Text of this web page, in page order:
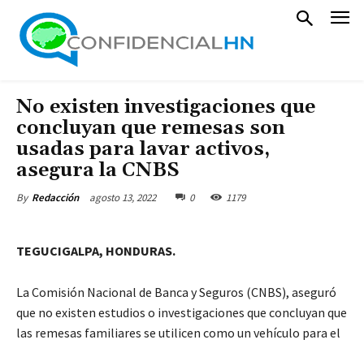
No existen investigaciones que
concluyan que remesas son
usadas para lavar activos,
asegura la CNBS
By Redacción agosto 13, 2022 0 1179
TEGUCIGALPA, HONDURAS.
La Comisión Nacional de Banca y Seguros (CNBS), aseguró
que no existen estudios o investigaciones que concluyan que
las remesas familiares se utilicen como un vehículo para el